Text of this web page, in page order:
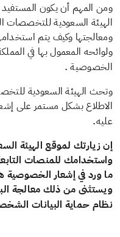
ومن المهم أن يكون المستفيد
الهيئة السعودية
ومعالجتها وكيف يتم
ولوائحه المعمول بها في
الخصوصية.
وتحث الهيئة السعودية
الاطلاع بشكل مستمر على
عليه.
إن زيارتك لموقع الهيئة
واستخدامك للمنصات
ما ورد في إشعار الخصوصية
ويستثنى من ذلك معالجة
نظام حماية البيانات